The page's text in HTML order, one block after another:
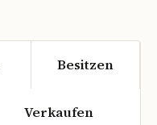
Besitzen
Verkaufen